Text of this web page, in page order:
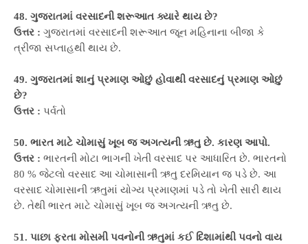
48. ગુજરાતમાં વરસાદની શરૂઆત ક્યારે થાય છે?
ઉત્તર : ગુજરાતમાં વરસાદની શરૂઆત જૂન મહિનાના બીજા કે
ત્રીજા સપ્તાહથી થાય છે.
49. ગુજરાતમાં શાનું પ્રમાણ ઓછું હોવાથી વરસાદનું પ્રમાણ ઓછું
છે?
ઉત્તર : પર્વતો
50. ભારત માટે ચોમાસું ખૂબ જ અગત્યની ઋતુ છે. કારણ આપો.
ઉત્તર : ભારતની મોટા ભાગની ખેતી વરસાદ પર આધારિત છે. ભારતનો
80 % જેટલો વરસાદ આ ચોમાસાની ઋતુ દરમિયાન જ પડે છે. આ
વરસાદ ચોમાસાની ઋતુમાં યોગ્ય પ્રમાણમાં પડે તો ખેતી સારી થાય
છે. તેથી ભારત માટે ચોમાસું ખૂબ જ અગત્યની ઋતુ છે.
51. પાછા ફરતા મોસમી પવનોની ઋતુમાં કઈ દિશામાંથી પવનો વાય